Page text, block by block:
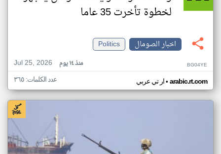
لخطوة تأخرت 35 عاما
اخبار الصومال
Politics
Jul 25, 2026
منذ ١٤ يوم BG04YE
ار تي عربي• arabic.rt.com عدد الكلمات: ٣٦٥